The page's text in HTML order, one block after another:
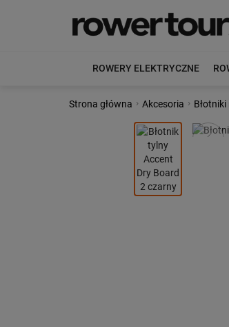
ROWERY ELEKTRYCZNE
Strona główna › Akcesoria ›